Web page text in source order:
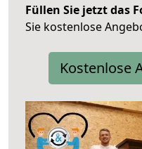
Füllen Sie jetzt das
Sie kostenlose
Kostenlose